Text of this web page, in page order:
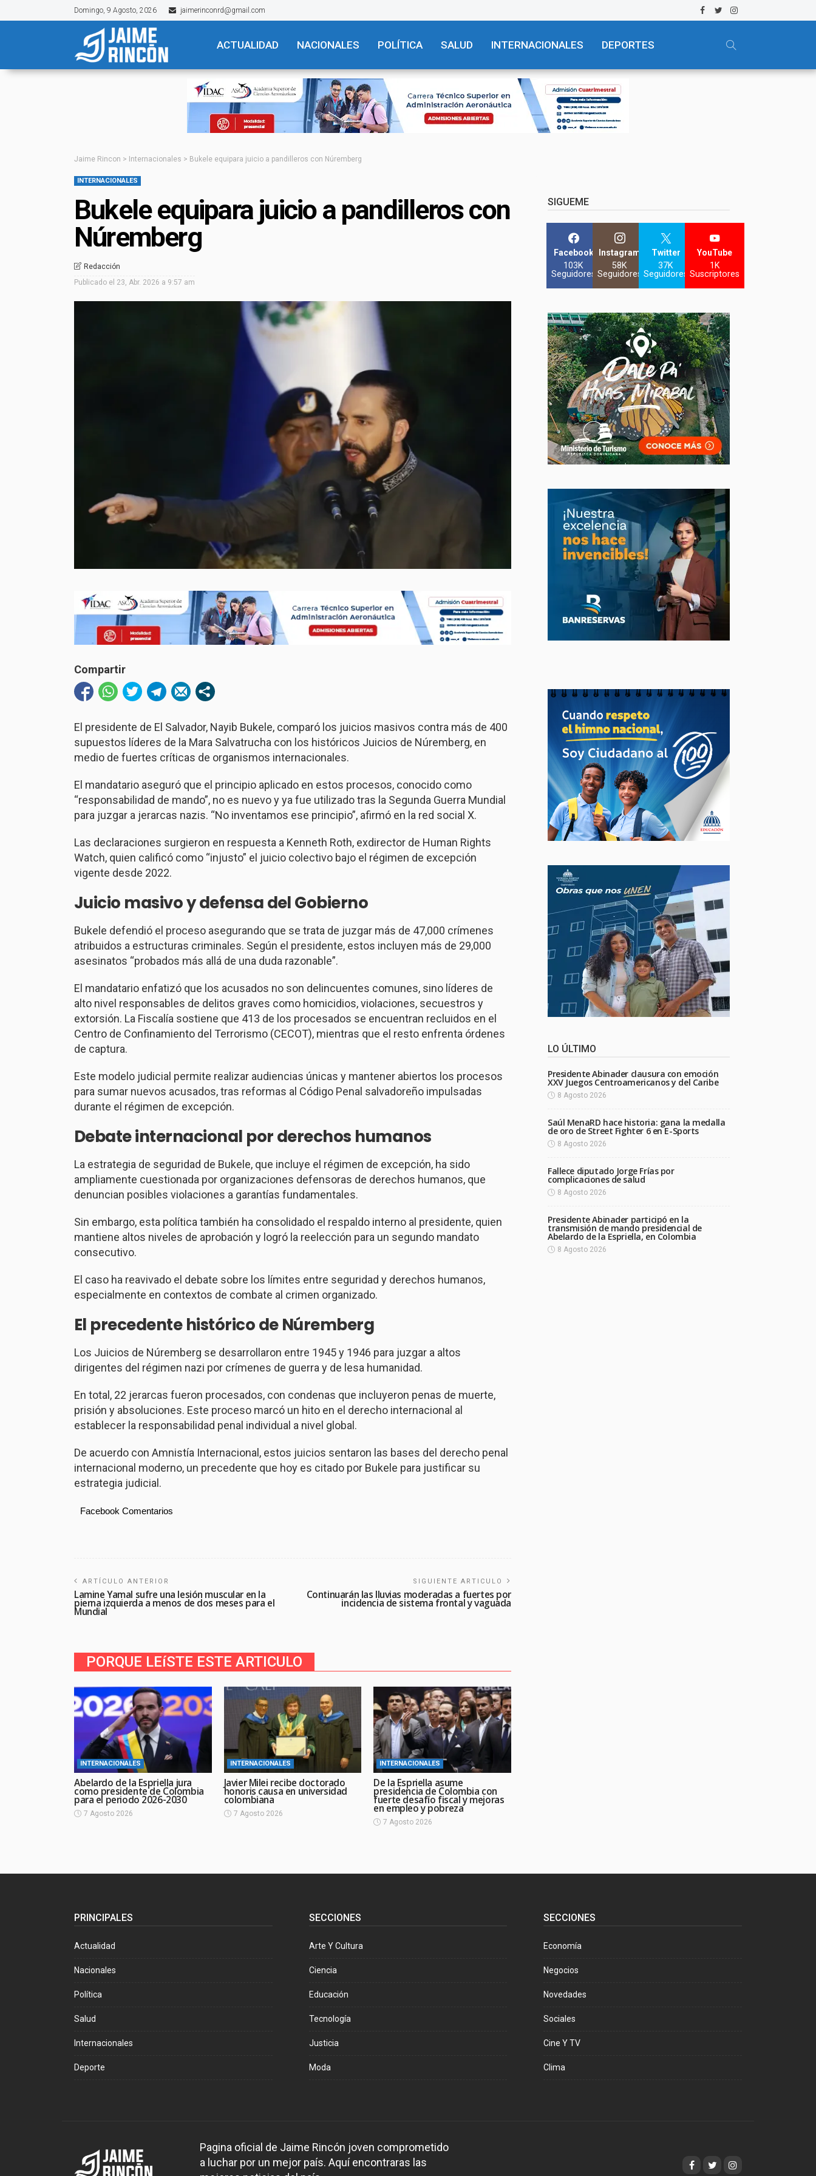
Domingo, 9 Agosto, 2026 jaimerinconrd@gmail.com
ACTUALIDAD NACIONALES POLÍTICA SALUD INTERNACIONALES DEPORTES
Jaime Rincon > Internacionales > Bukele equipara juicio a pandilleros con Núremberg
INTERNACIONALES
Bukele equipara juicio a pandilleros con
Núremberg
Redacción
Publicado el 23, Abr. 2026 a 9:57 am
Compartir
El presidente de El Salvador, Nayib Bukele, comparó los juicios masivos contra más de 400
supuestos líderes de la Mara Salvatrucha con los históricos Juicios de Núremberg, en
medio de fuertes críticas de organismos internacionales.
El mandatario aseguró que el principio aplicado en estos procesos, conocido como
“responsabilidad de mando”, no es nuevo y ya fue utilizado tras la Segunda Guerra Mundial
para juzgar a jerarcas nazis. “No inventamos ese principio”, afirmó en la red social X.
Las declaraciones surgieron en respuesta a Kenneth Roth, exdirector de Human Rights
Watch, quien calificó como “injusto” el juicio colectivo bajo el régimen de excepción
vigente desde 2022.
Juicio masivo y defensa del Gobierno
Bukele defendió el proceso asegurando que se trata de juzgar más de 47,000 crímenes
atribuidos a estructuras criminales. Según el presidente, estos incluyen más de 29,000
asesinatos “probados más allá de una duda razonable”.
El mandatario enfatizó que los acusados no son delincuentes comunes, sino líderes de
alto nivel responsables de delitos graves como homicidios, violaciones, secuestros y
extorsión. La Fiscalía sostiene que 413 de los procesados se encuentran recluidos en el
Centro de Confinamiento del Terrorismo (CECOT), mientras que el resto enfrenta órdenes
de captura.
Este modelo judicial permite realizar audiencias únicas y mantener abiertos los procesos
para sumar nuevos acusados, tras reformas al Código Penal salvadoreño impulsadas
durante el régimen de excepción.
Debate internacional por derechos humanos
La estrategia de seguridad de Bukele, que incluye el régimen de excepción, ha sido
ampliamente cuestionada por organizaciones defensoras de derechos humanos, que
denuncian posibles violaciones a garantías fundamentales.
Sin embargo, esta política también ha consolidado el respaldo interno al presidente, quien
mantiene altos niveles de aprobación y logró la reelección para un segundo mandato
consecutivo.
El caso ha reavivado el debate sobre los límites entre seguridad y derechos humanos,
especialmente en contextos de combate al crimen organizado.
El precedente histórico de Núremberg
Los Juicios de Núremberg se desarrollaron entre 1945 y 1946 para juzgar a altos
dirigentes del régimen nazi por crímenes de guerra y de lesa humanidad.
En total, 22 jerarcas fueron procesados, con condenas que incluyeron penas de muerte,
prisión y absoluciones. Este proceso marcó un hito en el derecho internacional al
establecer la responsabilidad penal individual a nivel global.
De acuerdo con Amnistía Internacional , estos juicios sentaron las bases del derecho penal
internacional moderno, un precedente que hoy es citado por Bukele para justificar su
estrategia judicial.
Facebook Comentarios
ARTÍCULO ANTERIOR
Lamine Yamal sufre una lesión muscular en la
pierna izquierda a menos de dos meses para el
Mundial
SIGUIENTE ARTICULO
Continuarán las lluvias moderadas a fuertes por
incidencia de sistema frontal y vaguada
PORQUE LEíSTE ESTE ARTICULO
INTERNACIONALES
Abelardo de la Espriella jura
como presidente de Colombia
para el periodo 2026-2030
7 Agosto 2026
INTERNACIONALES
Javier Milei recibe doctorado
honoris causa en universidad
colombiana
7 Agosto 2026
INTERNACIONALES
De la Espriella asume
presidencia de Colombia con
fuerte desafío fiscal y mejoras
en empleo y pobreza
7 Agosto 2026
SIGUEME
Facebook
103K
Seguidores
Instagram
58K
Seguidores
Twitter
37K
Seguidores
YouTube
1K
Suscriptores
LO ÚLTIMO
Presidente Abinader clausura con emoción
XXV Juegos Centroamericanos y del Caribe
8 Agosto 2026
Saúl MenaRD hace historia: gana la medalla
de oro de Street Fighter 6 en E-Sports
8 Agosto 2026
Fallece diputado Jorge Frías por
complicaciones de salud
8 Agosto 2026
Presidente Abinader participó en la
transmisión de mando presidencial de
Abelardo de la Espriella, en Colombia
8 Agosto 2026
PRINCIPALES
Actualidad
Nacionales
Política
Salud
Internacionales
Deporte
SECCIONES
Arte Y Cultura
Ciencia
Educación
Tecnología
Justicia
Moda
SECCIONES
Economía
Negocios
Novedades
Sociales
Cine Y TV
Clima
Pagina oficial de Jaime Rincón joven comprometido
a luchar por un mejor país. Aquí encontraras las